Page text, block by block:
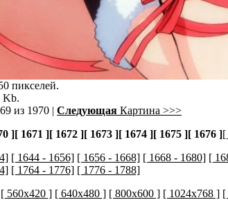
пикселей.
Kb.
из 1970 | Следующая Картина >>>
][ 1671 ][ 1672 ][ 1673 ][ 1674 ][ 1675 ][ 1676 ][
[ 1644 - 1656] [ 1656 - 1668] [ 1668 - 1680] [
[ 1764 - 1776] [ 1776 - 1788]
[ 560x420 ] [ 640x480 ] [ 800x600 ] [ 1024x768 ] [